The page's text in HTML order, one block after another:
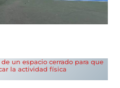
un espacio cerrado para que
la actividad física